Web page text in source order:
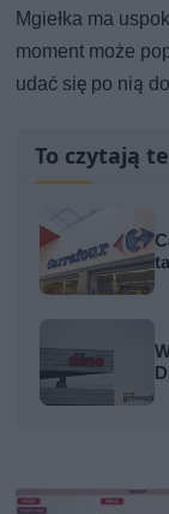
Mgiełka ma
moment może
udać się po nią
To czytają